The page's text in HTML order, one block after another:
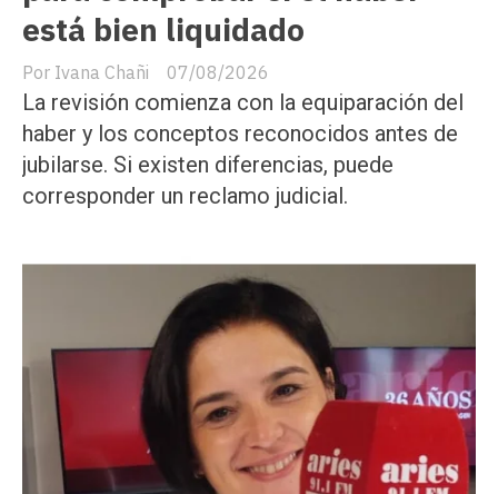
está bien liquidado
Ivana Chañi 07/08/2026
La revisión comienza con la equiparación del
haber y los conceptos reconocidos antes de
jubilarse. Si existen diferencias, puede
corresponder un reclamo judicial.